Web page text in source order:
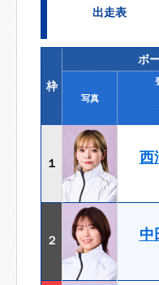
出走表
枠
ボ
写真
１ 西
２